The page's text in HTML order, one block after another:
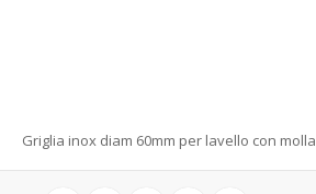
Griglia inox diam 60mm per lavello con molla